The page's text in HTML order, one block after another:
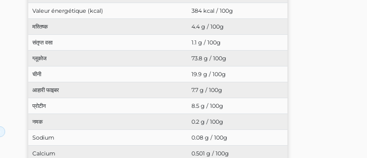
Valeur énergétique (kcal) 384 kcal / 100g
मस्तिष्क 4.4 g / 100g
संतृप्त वसा 1.1 g / 100g
ग्लूकोज 73.8 g / 100g
चीनी 19.9 g / 100g
आहारी फाइबर 7.7 g / 100g
प्रोटीन 8.5 g / 100g
नमक 0.2 g / 100g
Sodium 0.08 g / 100g
Calcium 0.501 g / 100g